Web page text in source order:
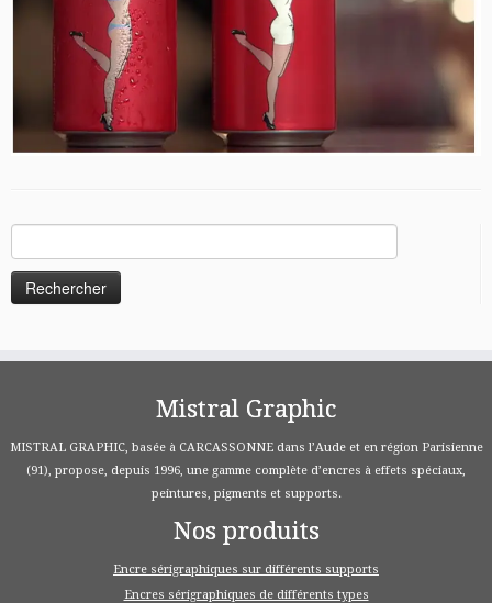
Mistral Graphic
MISTRAL GRAPHIC, basée à CARCASSONNE dans l’Aude et en région Parisienne
(91), propose, depuis 1996, une gamme complète d’encres à effets spéciaux,
peintures, pigments et supports.
Nos produits
Encre sérigraphiques sur différents supports
Encres sérigraphiques de différents types